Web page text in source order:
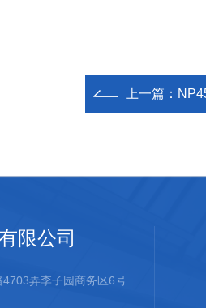
上一篇：
限公司
弄李子园商务区6号